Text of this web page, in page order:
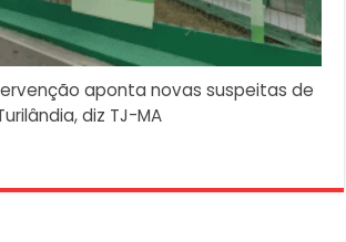
aponta novas suspeitas de
diz TJ-MA